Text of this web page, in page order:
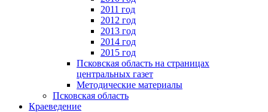
2011 год
2012 год
2013 год
2014 год
2015 год
Псковская область на страницах
центральных газет
Методические материалы
Псковская область
Краеведение